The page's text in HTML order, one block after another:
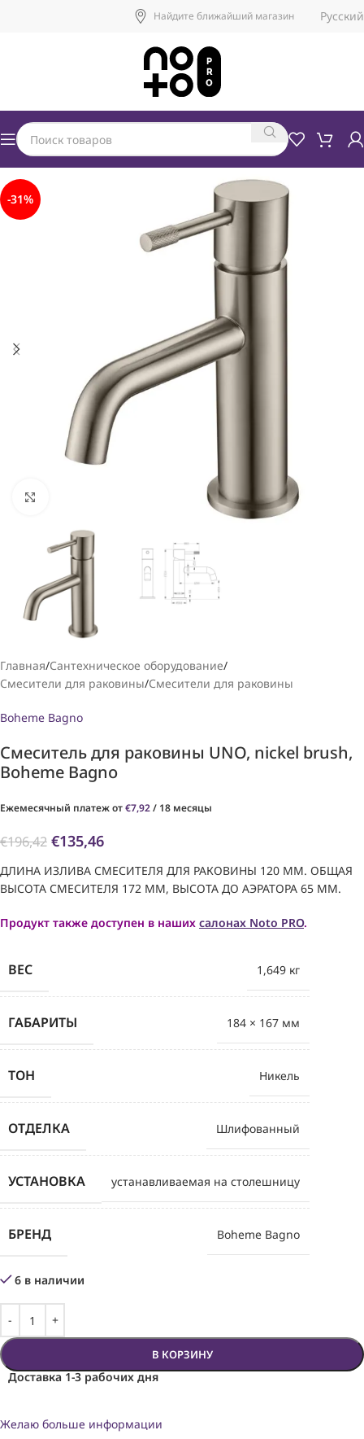
Найдите ближайший магазин Русский
-31%
Главная/Сантехническое оборудование/
Смесители для раковины/Смесители для раковины
Boheme Bagno
Смеситель для раковины UNO, nickel brush,
Boheme Bagno
Eжемесячный платеж от€7,92/ 18 месяцы
€196,42 €135,46
ДЛИНА ИЗЛИВА СМЕСИТЕЛЯ ДЛЯ РАКОВИНЫ 120 ММ. ОБЩАЯ
ВЫСОТА СМЕСИТЕЛЯ 172 ММ, ВЫСОТА ДО АЭРАТОРА 65 ММ.
Продукт также доступен в наших салонах Noto PRO.
ВЕС 1,649 кг
ГАБАРИТЫ 184 × 167 мм
ТОН Никель
ОТДЕЛКА Шлифованный
УСТАНОВКА устанавливаемая на столешницу
БРЕНД Boheme Bagno
6 в наличии
В КОРЗИНУ
Доставка 1-3 рабочих дня
Желаю больше информации